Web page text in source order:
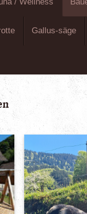
Gallus-säge